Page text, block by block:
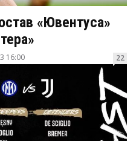
«Ювентуса»
16:00 22